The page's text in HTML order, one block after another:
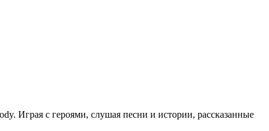
Играя с героями, слушая песни и истории, рассказанные